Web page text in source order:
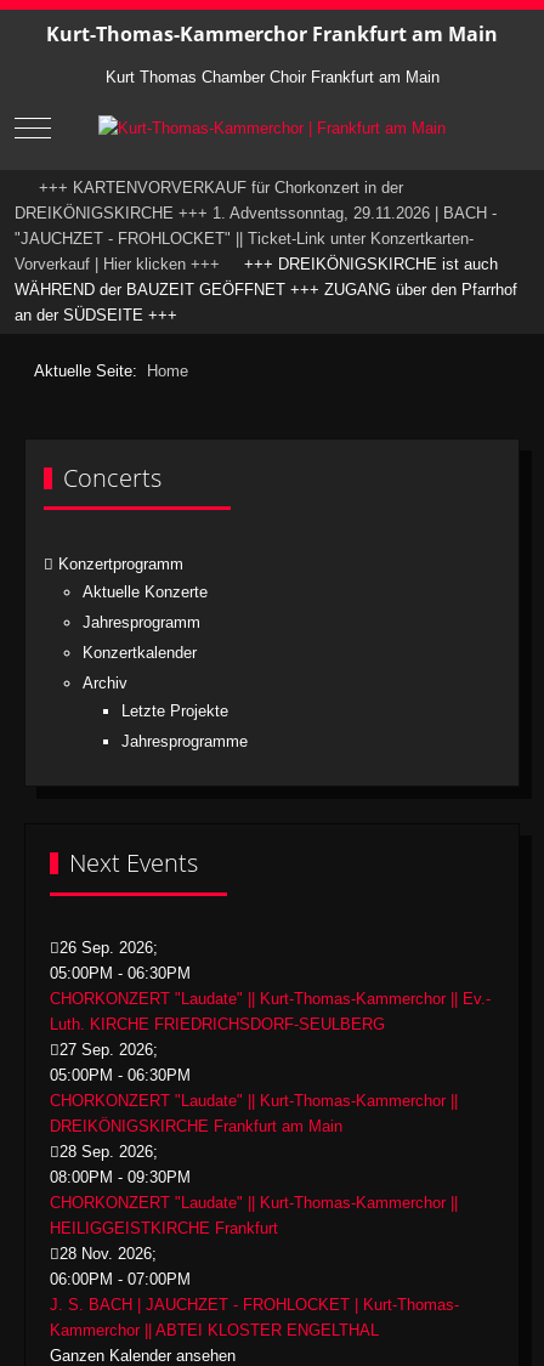
Kurt-Thomas-Kammerchor Frankfurt am Main
Kurt Thomas Chamber Choir Frankfurt am Main
Mobile Menu Toggle
+++ KARTENVORVERKAUF für Chorkonzert in der
DREIKÖNIGSKIRCHE +++ 1. Adventssonntag, 29.11.2026 | BACH -
"JAUCHZET - FROHLOCKET" || Ticket-Link unter Konzertkarten-
Vorverkauf | Hier klicken +++ +++ DREIKÖNIGSKIRCHE ist auch
WÄHREND der BAUZEIT GEÖFFNET +++ ZUGANG über den Pfarrhof
an der SÜDSEITE +++
Aktuelle Seite: Home
Concerts
Konzertprogramm
Aktuelle Konzerte
Jahresprogramm
Konzertkalender
Archiv
Letzte Projekte
Jahresprogramme
Next Events
26 Sep. 2026;
05:00PM - 06:30PM
CHORKONZERT "Laudate" || Kurt-Thomas-Kammerchor || Ev.-
Luth. KIRCHE FRIEDRICHSDORF-SEULBERG
27 Sep. 2026;
05:00PM - 06:30PM
CHORKONZERT "Laudate" || Kurt-Thomas-Kammerchor ||
DREIKÖNIGSKIRCHE Frankfurt am Main
28 Sep. 2026;
08:00PM - 09:30PM
CHORKONZERT "Laudate" || Kurt-Thomas-Kammerchor ||
HEILIGGEISTKIRCHE Frankfurt
28 Nov. 2026;
06:00PM - 07:00PM
J. S. BACH | JAUCHZET - FROHLOCKET | Kurt-Thomas-
Kammerchor || ABTEI KLOSTER ENGELTHAL
Ganzen Kalender ansehen